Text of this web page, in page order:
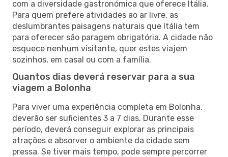
com a diversidade gastronómica que oferece Itália.
Para quem prefere atividades ao ar livre, as
deslumbrantes paisagens naturais que Itália tem
para oferecer são paragem obrigatória. A cidade não
esquece nenhum visitante, quer estes viajem
sozinhos, em casal ou com a família.
Quantos dias deverá reservar para a sua
viagem a Bolonha
Para viver uma experiência completa em Bolonha,
deverão ser suficientes 3 a 7 dias. Durante esse
período, deverá conseguir explorar as principais
atrações e absorver o ambiente da cidade sem
pressa. Se tiver mais tempo, pode sempre percorrer